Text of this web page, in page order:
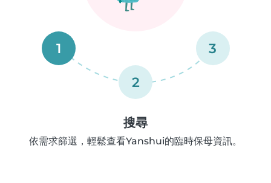
1
2
3
搜尋
依需求篩選，輕鬆查看Yanshui的臨時保母資訊。